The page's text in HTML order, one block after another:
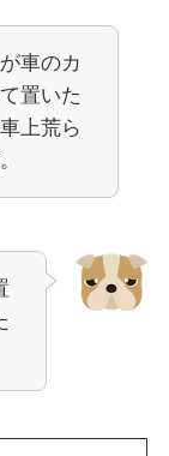
車のカ
置いた
上荒ら